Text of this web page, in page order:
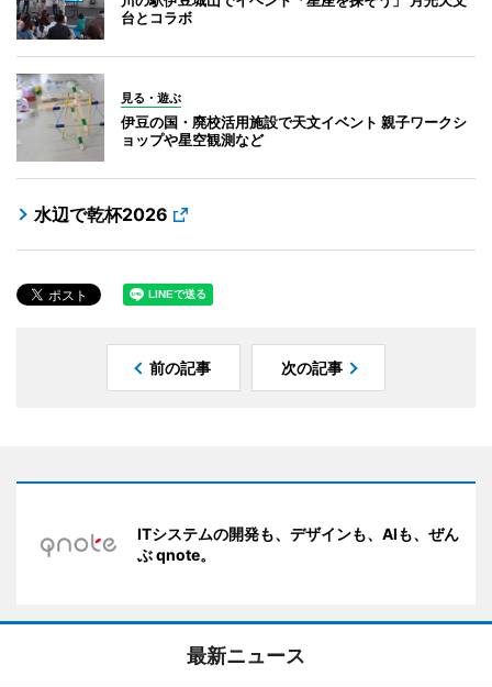
台とコラボ
見る・遊ぶ
伊豆の国・廃校活用施設で天文イベント 親子ワークシ
ョップや星空観測など
水辺で乾杯2026
前の記事 次の記事
ITシステムの開発も、デザインも、AIも、ぜん
ぶ qnote。
最新ニュース